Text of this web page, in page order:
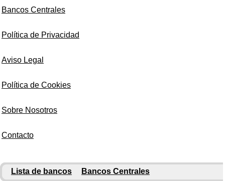
Bancos Centrales
Política de Privacidad
Aviso Legal
Política de Cookies
Sobre Nosotros
Contacto
Lista de bancos Bancos Centrales